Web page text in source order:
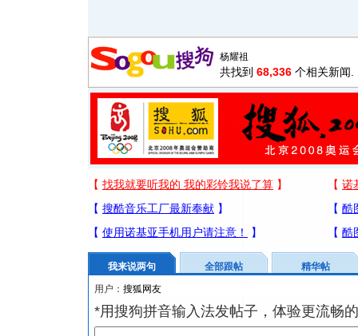
共找到 68,336 个相关新闻.
我来说两句 全部跟帖
精华帖
用户：
*用搜狗拼音输入法发帖子，体验更流畅